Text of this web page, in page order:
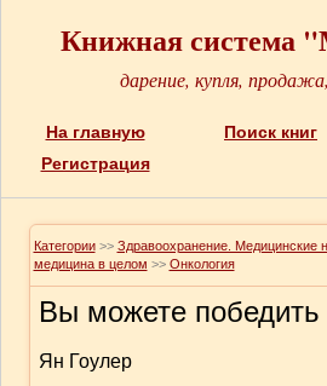
Книжная система
дарение, купля,
На главную Поиск книг
Регистрация
Категории >> Здравоохранение. Медицинские
медицина в целом >> Онкология
Вы можете победить
Ян Гоулер